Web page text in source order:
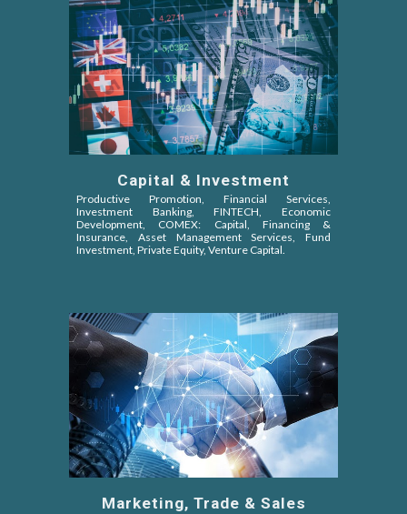
Capital & Investment
Productive Promotion, Financial Services,
Investment Banking, FINTECH, Economic
Development, COMEX: Capital, Financing &
Insurance, Asset Management Services, Fund
Investment, Private Equity, Venture Capital
Marketing, Trade & Sales